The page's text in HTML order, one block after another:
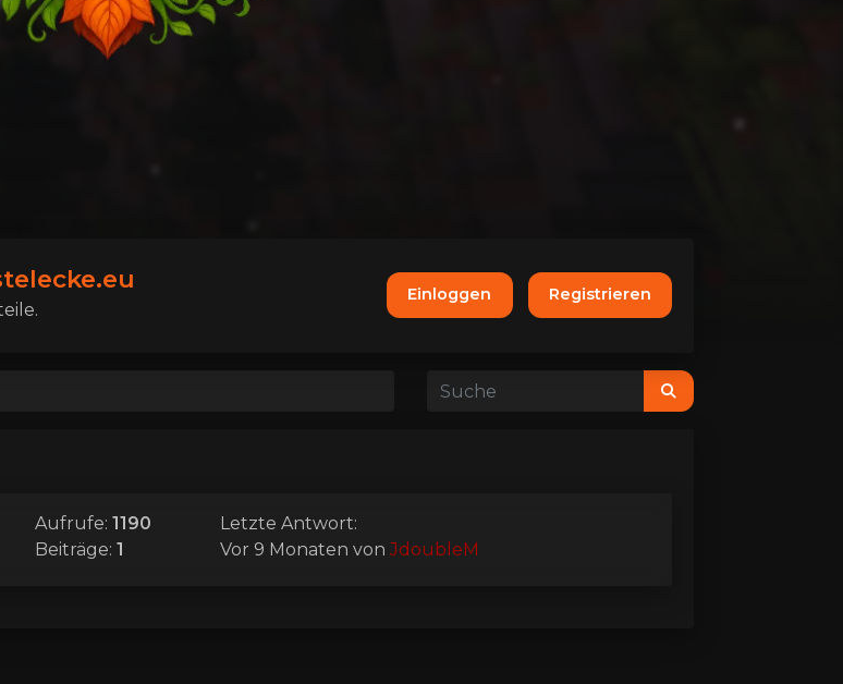
Einloggen Registrieren
Aufrufe: 1190
Beiträge: 1
Letzte Antwort:
Vor 9 Monaten von JdoubleM